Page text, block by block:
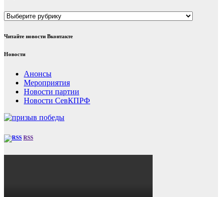
Рубрики
Читайте новости Вконтакте
Новости
Анонсы
Мероприятия
Новости партии
Новости СевКПРФ
RSS